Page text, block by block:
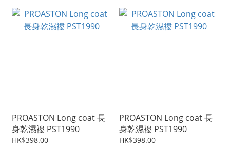
PROASTON Long coat 長
身乾濕褸 PST1990
HK$398.00
PROASTON Long coat 長
身乾濕褸 PST1990
HK$398.00